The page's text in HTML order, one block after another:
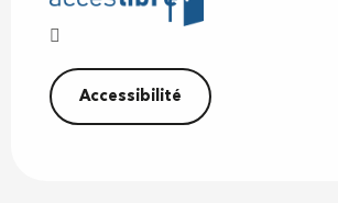
Accessibilité